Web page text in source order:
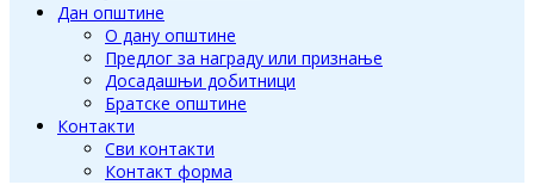
Дан општине
О дану општине
Предлог за награду или признање
Досадашњи добитници
Братске општине
Контакти
Сви контакти
Контакт форма